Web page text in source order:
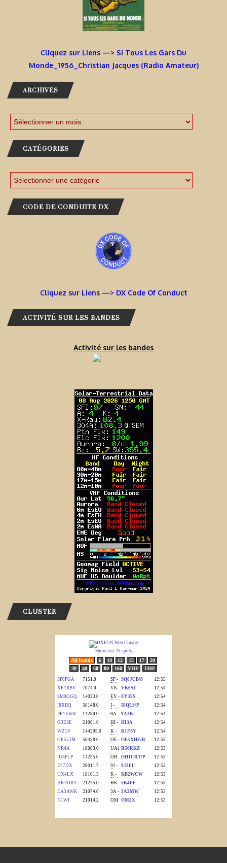
Cliquez sur Liens —> Si Tous Les Gars Du
Monde_1956_Christian Jacques (Radio Amateur)
ARCHIVES
CATÉGORIES
CODE DE CONDUITE DX
Cliquez sur Liens —> DX Code Of Conduct
ACTIVITÉ SUR LES BANDES
Activité sur les bandes
CLUSTER